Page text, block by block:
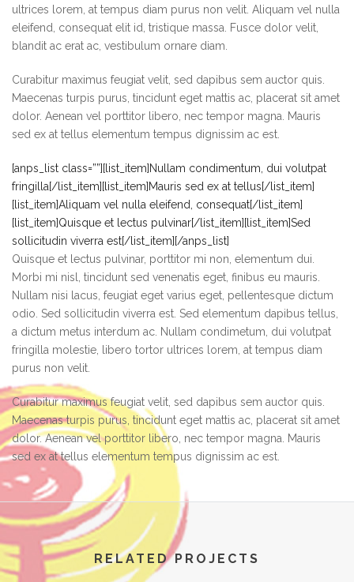
ultrices lorem, at tempus diam purus non velit. Aliquam vel nulla
eleifend, consequat elit id, tristique massa. Fusce dolor velit,
blandit ac erat ac, vestibulum ornare diam.
Curabitur maximus feugiat velit, sed dapibus sem auctor quis.
Maecenas turpis purus, tincidunt eget mattis ac, placerat sit amet
dolor. Aenean vel porttitor libero, nec tempor magna. Mauris
sed ex at tellus elementum tempus dignissim ac est.
[anps_list class=””][list_item]Nullam condimentum, dui volutpat
fringilla[/list_item][list_item]Mauris sed ex at tellus[/list_item]
[list_item]Aliquam vel nulla eleifend, consequat[/list_item]
[list_item]Quisque et lectus pulvinar[/list_item][list_item]Sed
sollicitudin viverra est[/list_item][/anps_list]
Quisque et lectus pulvinar, porttitor mi non, elementum dui.
Morbi mi nisl, tincidunt sed venenatis eget, finibus eu mauris.
Nullam nisi lacus, feugiat eget varius eget, pellentesque dictum
odio. Sed sollicitudin viverra est. Sed elementum dapibus tellus,
a dictum metus interdum ac. Nullam condimetum, dui volutpat
fringilla molestie, libero tortor ultrices lorem, at tempus diam
purus non velit.
Curabitur maximus feugiat velit, sed dapibus sem auctor quis.
Maecenas turpis purus, tincidunt eget mattis ac, placerat sit amet
dolor. Aenean vel porttitor libero, nec tempor magna. Mauris
sed ex at tellus elementum tempus dignissim ac est.
RELATED PROJECTS